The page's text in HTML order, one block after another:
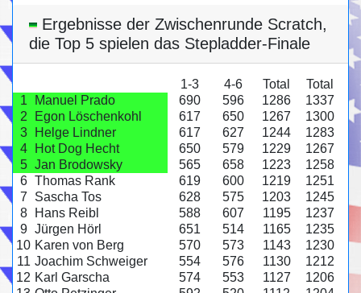
Ergebnisse der Zwischenrunde Scratch,
die Top 5 spielen das Stepladder-Finale
1-3 4-6 Total
Total
1
Manuel Prado 690 596 1286
1337
2
Egon Löschenkohl 617 650 1267
1300
3
Helge Lindner 617 627 1244
1283
4
Hot Dog Hecht 650 579 1229
1267
5 Jan Brodowsky 565 658 1223
1258
6 Thomas Rank 619 600 1219
1251
7
Sascha Tos 628 575 1203
1245
8
Hans Reibl 588 607 1195
1237
9 Jürgen Hörl 651 514 1165
1235
10 Karen von Berg 570 573 1143
1230
11 Joachim Schweiger 554 576 1130
1212
12 Karl Garscha 574 553 1127
1206